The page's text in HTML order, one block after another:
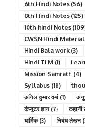
6th Hindi Notes (56)
8th Hindi Notes (125)
10th hindi Notes
CWSN Hindi Material
Hindi Bala work (3)
Hindi TLM (1)
Mission Samrath (4)
Syllabus (18)
अनिल कुमार वर्मा(1)
कंप्यूटर ज्ञान(7)
धार्मिक(3) निबंध लेखन